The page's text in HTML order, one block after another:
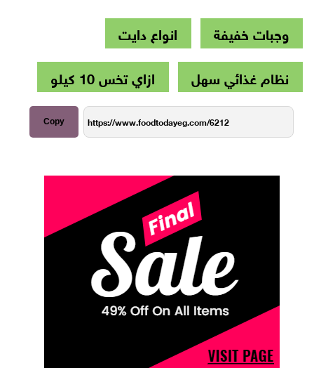
وجبات خفيفة
انواع دايت
نظام غذائي سهل
ازاي تخس 10 كيلو
Copy